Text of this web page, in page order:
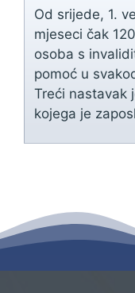
Od srijede, 1.
mjeseci čak
osoba s
pomoć u
Treći nastavak
kojega je